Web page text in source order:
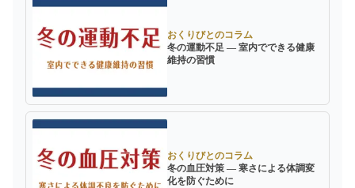
おくりびとのコラム
冬の運動不足 ― 室内でできる健康
維持の習慣
おくりびとのコラム
冬の血圧対策 ― 寒さによる体調変
化を防ぐために